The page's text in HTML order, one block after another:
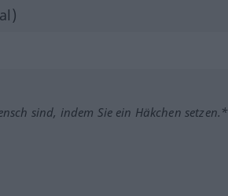
sind, indem Sie ein Häkchen setzen.*